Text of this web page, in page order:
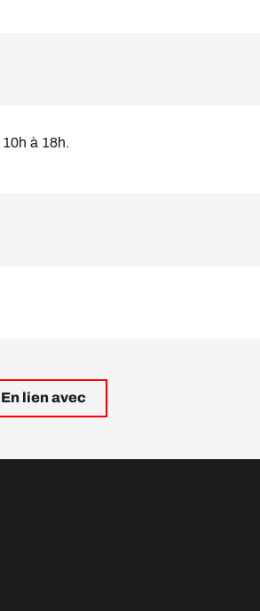
à 18h.
En lien avec